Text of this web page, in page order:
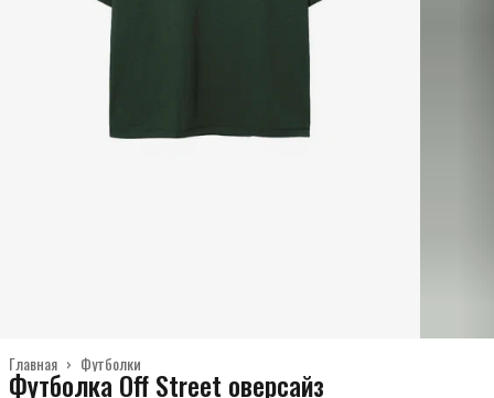
Футболки
Главная ›
Футболка Off Street оверсайз